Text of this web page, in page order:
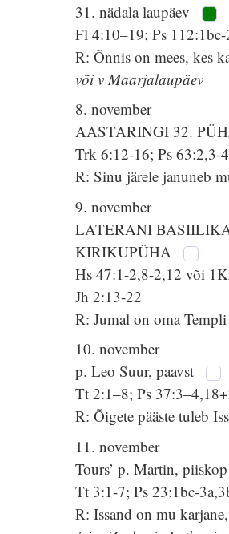
31. nädala laupäev
Fl 4:10–19; Ps
R: Õnnis on mees, kes
või v Maarjalaupäev
8. november
AASTARINGI 32.
Trk 6:12-16; Ps 63:2,3-
R: Sinu järele januneb
9. november
LATERANI
KIRIKUPÜHA
Hs 47:1-2,8-2,12 või
Jh 2:13-22
R: Jumal on oma
10. november
p. Leo Suur, paavst
Tt 2:1–8; Ps
R: Õigete pääste tuleb
11. november
Tours’ p. Martin, piiskop
Tt 3:1-7; Ps 23:1bc-
R: Issand on mu